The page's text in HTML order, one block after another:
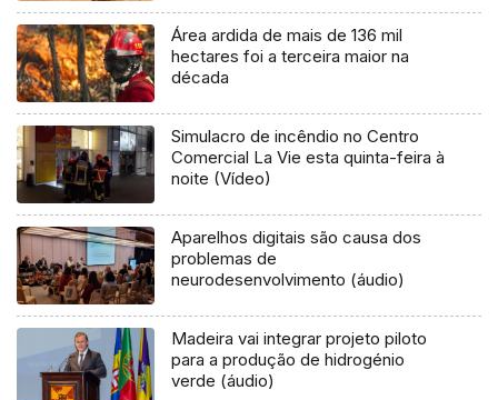
Área ardida de mais de 136 mil
hectares foi a terceira maior na
década
Simulacro de incêndio no Centro
Comercial La Vie esta quinta-feira à
noite (Vídeo)
Aparelhos digitais são causa dos
problemas de
neurodesenvolvimento (áudio)
Madeira vai integrar projeto piloto
para a produção de hidrogénio
verde (áudio)